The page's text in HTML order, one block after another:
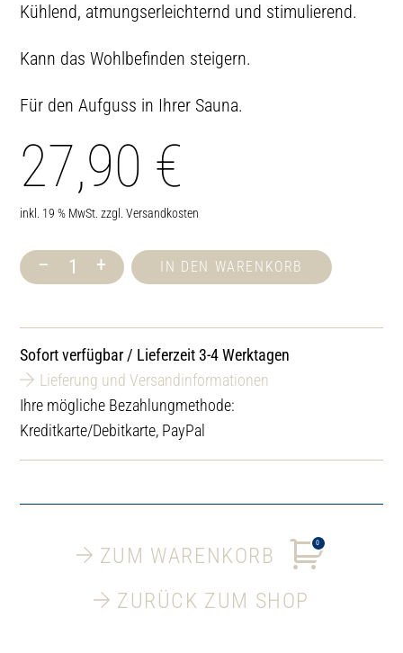
Kühlend, atmungserleichternd und stimulierend.
Kann das Wohlbefinden steigern.
Für den Aufguss in Ihrer Sauna.
27,90 €
inkl. 19 % MwSt. zzgl.Versandkosten
Schreiber
Duft-
ml
Menge
– + IN DEN WARENKORB
Sofort verfügbar / Lieferzeit 3-4 Werktagen
Lieferung und Versandinformationen
Ihre mögliche Bezahlungmethode:
Kreditkarte/Debitkarte, PayPal
ZUM WARENKORB 0
ZURÜCK ZUM SHOP